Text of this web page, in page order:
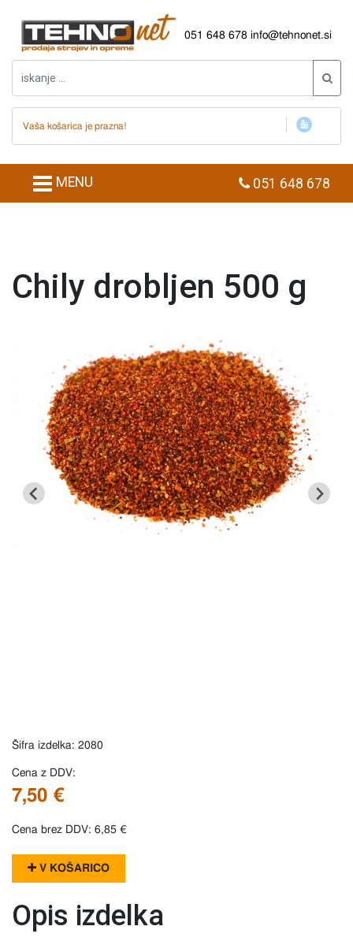
051 648 678 info@tehnonet.si
Vaša košarica je prazna!
MENU 051 648 678
Chily drobljen 500 g
Šifra izdelka: 2080
Cena z DDV:
7,50 €
Cena brez DDV: 6,85 €
V KOŠARICO
Opis izdelka